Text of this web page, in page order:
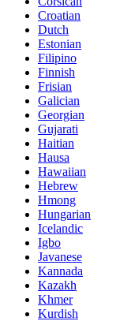
Croatian
Dutch
Estonian
Filipino
Finnish
Frisian
Galician
Georgian
Gujarati
Haitian
Hausa
Hawaiian
Hebrew
Hmong
Hungarian
Icelandic
Igbo
Javanese
Kannada
Kazakh
Khmer
Kurdish